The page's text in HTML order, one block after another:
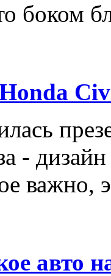
боком
-
важно,
авто